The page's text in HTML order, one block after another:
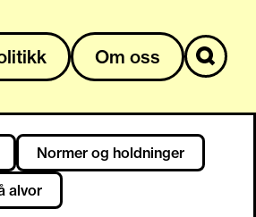
Om oss
Normer og holdninger
alvor